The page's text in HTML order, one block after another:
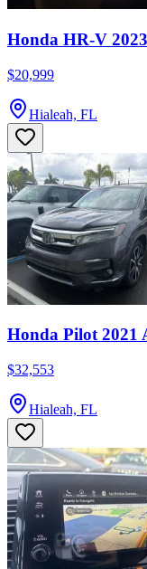
Honda HR-V
$20,999
Hialeah, FL
Honda Pilot 2021
$32,553
Hialeah, FL